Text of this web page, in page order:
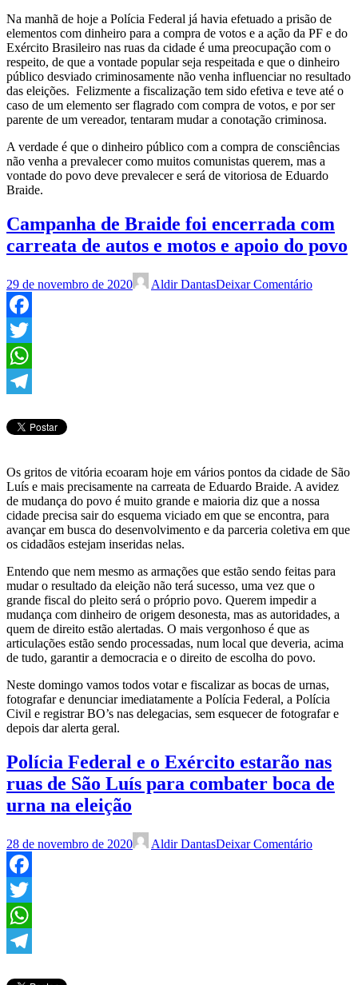
Na manhã de hoje a Polícia Federal já havia efetuado a prisão de
elementos com dinheiro para a compra de votos e a ação da PF e do
Exército Brasileiro nas ruas da cidade é uma preocupação com o
respeito, de que a vontade popular seja respeitada e que o dinheiro
público desviado criminosamente não venha influenciar no resultado
das eleições. Felizmente a fiscalização tem sido efetiva e teve até o
caso de um elemento ser flagrado com compra de votos, e por ser
parente de um vereador, tentaram mudar a conotação criminosa.
A verdade é que o dinheiro público com a compra de consciências
não venha a prevalecer como muitos comunistas querem, mas a
vontade do povo deve prevalecer e será de vitoriosa de Eduardo
Braide.
Campanha de Braide foi encerrada com
carreata de autos e motos e apoio do povo
29 de novembro de 2020 Aldir DantasDeixar Comentário
Facebook
Twitter
WhatsApp
Os gritos de vitória ecoaram hoje em vários pontos da cidade de São
Luís e mais precisamente na carreata de Eduardo Braide. A avidez
de mudança do povo é muito grande e maioria diz que a nossa
cidade precisa sair do esquema viciado em que se encontra, para
avançar em busca do desenvolvimento e da parceria coletiva em que
os cidadãos estejam inseridas nelas.
Entendo que nem mesmo as armações que estão sendo feitas para
mudar o resultado da eleição não terá sucesso, uma vez que o
grande fiscal do pleito será o próprio povo. Querem impedir a
mudança com dinheiro de origem desonesta, mas as autoridades, a
quem de direito estão alertadas. O mais vergonhoso é que as
articulações estão sendo processadas, num local que deveria, acima
de tudo, garantir a democracia e o direito de escolha do povo.
Neste domingo vamos todos votar e fiscalizar as bocas de urnas,
fotografar e denunciar imediatamente a Polícia Federal, a Polícia
Civil e registrar BO’s nas delegacias, sem esquecer de fotografar e
depois dar alerta geral.
Polícia Federal e o Exército estarão nas
ruas de São Luís para combater boca de
urna na eleição
28 de novembro de 2020 Aldir DantasDeixar Comentário
Facebook
Twitter
WhatsApp